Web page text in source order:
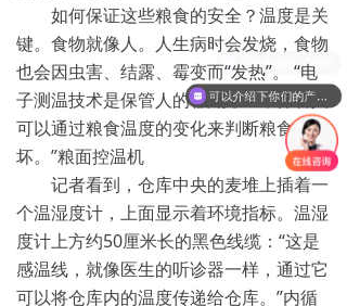
如何保证这些粮食的安全？温度是关
键。食物就像人。人生病时会发烧，食物
也会因虫害、结露、霉变而“发热”。 “电
子测温技术是保管人的‘眼睛’。” ，保管人
可以通过粮食温度的变化来判断粮食的好
坏。”粮面控温机
记者看到，仓库中央的麦堆上插着一
个温湿度计，上面显示着环境指标。温湿
度计上方约50厘米长的黑色线缆：“这是
感温线，就像医生的听诊器一样，通过它
可以将仓库内的温度传递给仓库。”内循
现在有优惠活动吗